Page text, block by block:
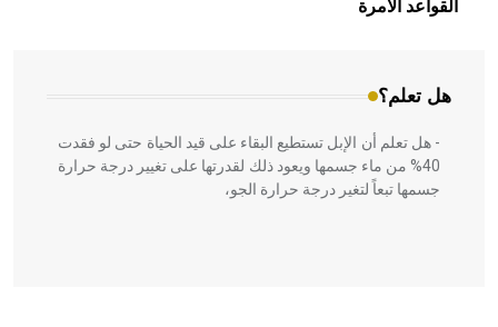
القواعد الآمرة
هل تعلم؟
المعمار على بناء مداميكه وخاصة في الواجهات
- هل تعلم أن الإبل تستطيع البقاء على قيد الحياة حتى لو فقدت
40% من ماء جسمها ويعود ذلك لقدرتها على تغيير درجة حرارة
جسمها تبعاً لتغير درجة حرارة الجو،